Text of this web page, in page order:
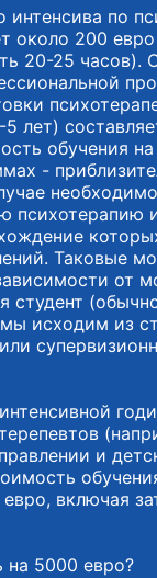
интенсива по
около 200
20-25 часов).
лет)
обучения
-
психотерапию
Таковые
от
студент
исходим из
и
включая
на 5000 евро?